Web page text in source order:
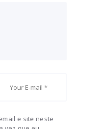
e site neste